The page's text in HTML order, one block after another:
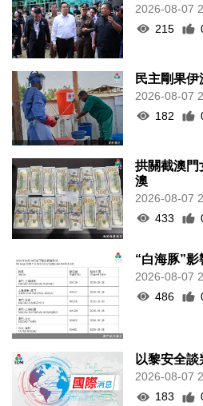
2026-08-07
215
民主剛果
2026-08-07
182
拱關截澳門
澳
2026-08-07
433
“白海豚”
2026-08-07
486
以黎安全
2026-08-07
183